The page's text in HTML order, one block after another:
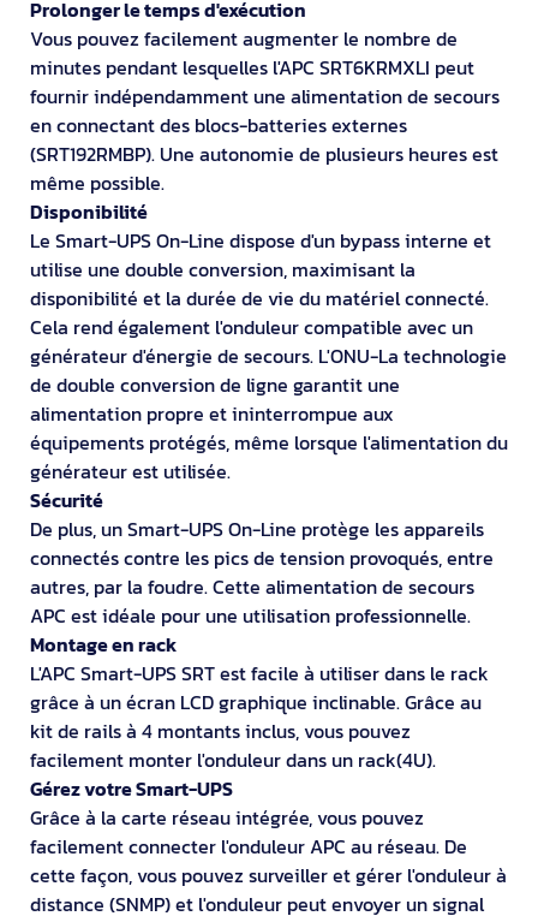
Prolonger le temps d'exécution
Vous pouvez facilement augmenter le nombre de
minutes pendant lesquelles l'APC SRT6KRMXLI peut
fournir indépendamment une alimentation de secours
en connectant des blocs-batteries externes
(SRT192RMBP). Une autonomie de plusieurs heures est
même possible.
Disponibilité
Le Smart-UPS On-Line dispose d'un bypass interne et
utilise une double conversion, maximisant la
disponibilité et la durée de vie du matériel connecté.
Cela rend également l'onduleur compatible avec un
générateur d'énergie de secours. L'ONU-La technologie
de double conversion de ligne garantit une
alimentation propre et ininterrompue aux
équipements protégés, même lorsque l'alimentation du
générateur est utilisée.
Sécurité
De plus, un Smart-UPS On-Line protège les appareils
connectés contre les pics de tension provoqués, entre
autres, par la foudre. Cette alimentation de secours
APC est idéale pour une utilisation professionnelle.
Montage en rack
L'APC Smart-UPS SRT est facile à utiliser dans le rack
grâce à un écran LCD graphique inclinable. Grâce au
kit de rails à 4 montants inclus, vous pouvez
facilement monter l'onduleur dans un rack(4U).
Gérez votre Smart-UPS
Grâce à la carte réseau intégrée, vous pouvez
facilement connecter l'onduleur APC au réseau. De
cette façon, vous pouvez surveiller et gérer l'onduleur à
distance (SNMP) et l'onduleur peut envoyer un signal